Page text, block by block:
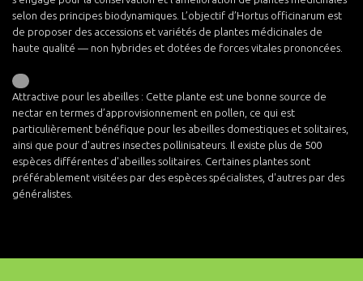
selon des principes biodynamiques. L’objectif d’Hortus officinarum est
de proposer des accessions et variétés de plantes médicinales de
haute qualité — non hybrides et dotées de forces vitales prononcées.
Attractive pour les abeilles : Cette plante est une bonne source de
nectar en termes d’approvisionnement en pollen, ce qui est
particulièrement bénéfique pour les abeilles domestiques et solitaires,
ainsi que pour d’autres insectes pollinisateurs. Il existe plus de 500
espèces différentes d'abeilles solitaires. Certaines plantes sont
préférablement visitées par des espèces spécialistes, d'autres par des
généralistes.